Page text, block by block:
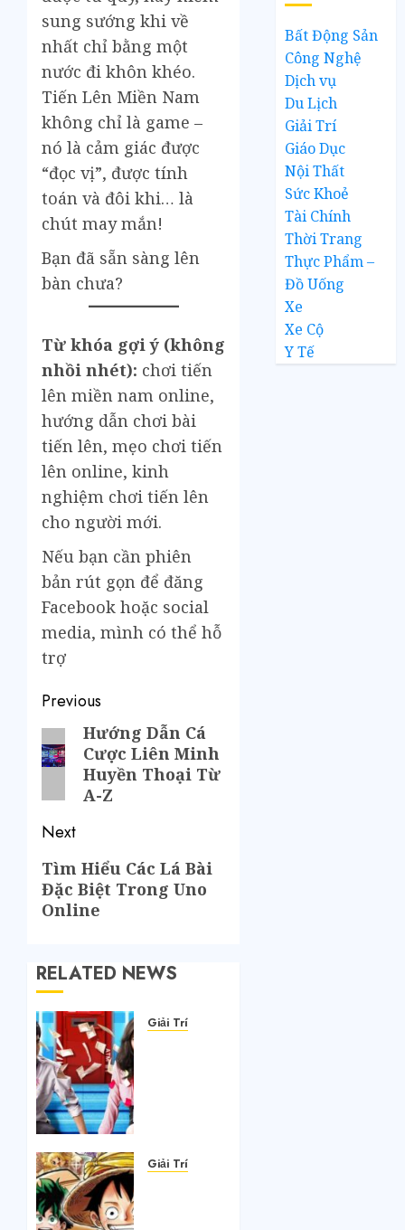
sung sướng khi về
nhất chỉ bằng một
nước đi khôn khéo.
Tiến Lên Miền Nam
không chỉ là game –
nó là cảm giác được
“đọc vị”, được tính
toán và đôi khi… là
chút may mắn!
Bạn đã sẵn sàng lên
bàn chưa?
Từ khóa gợi ý (không
nhồi nhét): chơi tiến
lên miền nam online,
hướng dẫn chơi bài
tiến lên, mẹo chơi tiến
lên online, kinh
nghiệm chơi tiến lên
cho người mới.
Nếu bạn cần phiên
bản rút gọn để đăng
Facebook hoặc social
media, mình có thể hỗ
trợ
Previous
Hướng Dẫn Cá
Cược Liên Minh
Huyền Thoại Từ
A-Z
Next
Tìm Hiểu Các Lá Bài
Đặc Biệt Trong Uno
Online
RELATED NEWS
Giải Trí
doanh
Giải Trí
Bất Động Sản
Công Nghệ
Dịch vụ
Du Lịch
Giải Trí
Giáo Dục
Nội Thất
Sức Khoẻ
Tài Chính
Thời Trang
Thực Phẩm –
Đồ Uống
Xe
Xe Cộ
Y Tế